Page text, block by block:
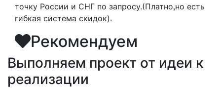
точку России и СНГ по запросу.(Платно,но есть
гибкая система скидок).
Рекомендуем
Выполняем проект от идеи к
реализации